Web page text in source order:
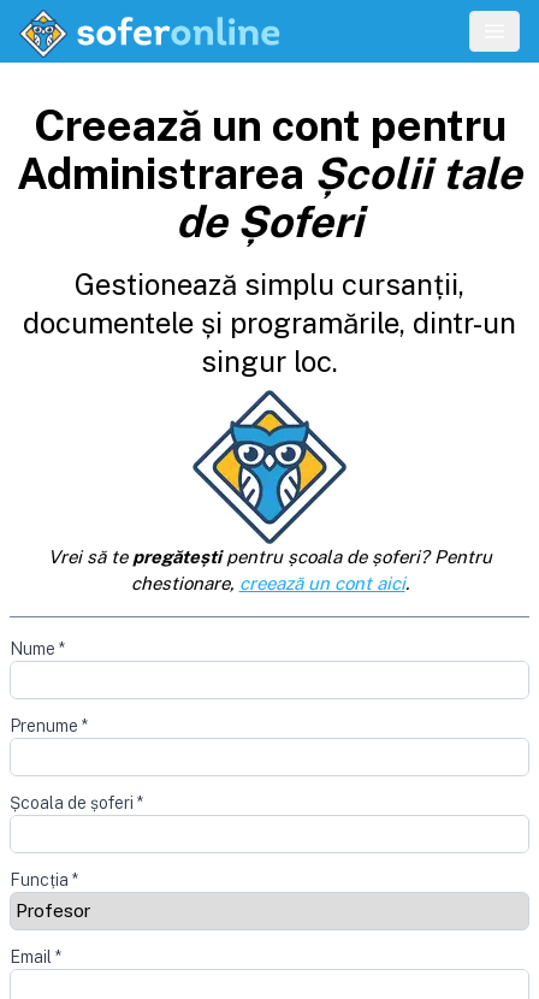
Creează un cont pentru
Administrarea Școlii tale
de Șoferi
Gestionează simplu cursanții,
documentele și programările, dintr-un
singur loc.
Vrei să te pregăteștipentru școala de șoferi? Pentru
chestionare, creează un cont aici.
Nume *
Prenume *
Școala de șoferi *
Funcția *
Email *